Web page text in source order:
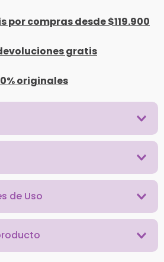
por compras desde $119.900
gratis
originales
de Uso